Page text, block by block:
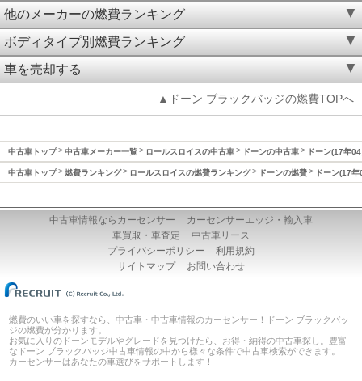
他のメーカーの燃費ランキング
ボディタイプ別燃費ランキング
車を売却する
▲ドーン ブラックバッジの燃費TOPへ
中古車トップ 中古車メーカー一覧 ロールスロイスの中古車 ドーンの中古車 ドーン(17年
中古車トップ 燃費ランキング ロールスロイスの燃費ランキング ドーンの燃費 ドーン(17
中古車情報ならカーセンサー
カーセンサーエッジ・輸入車
車買取・車査定
中古車リース
プライバシーポリシー
利用規約
サイトマップ
お問い合わせ
燃費のいい車を探すなら、中古車・中古車情報のカーセンサー！ドーン ブラックバッ
ジの燃費が分かります。
お気に入りのドーンモデルやグレードを見つけたら、お得・納得の中古車探し。豊富
なドーン ブラックバッジ中古車情報の中から様々な条件で中古車検索ができます。
カーセンサーはあなたの車選びをサポートします！